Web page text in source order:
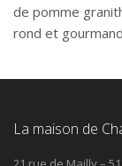
de pomme
rond et
La maison de